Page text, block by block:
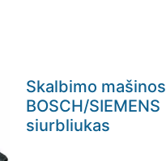
Skalbimo mašinos
BOSCH/SIEMENS
siurbliukas